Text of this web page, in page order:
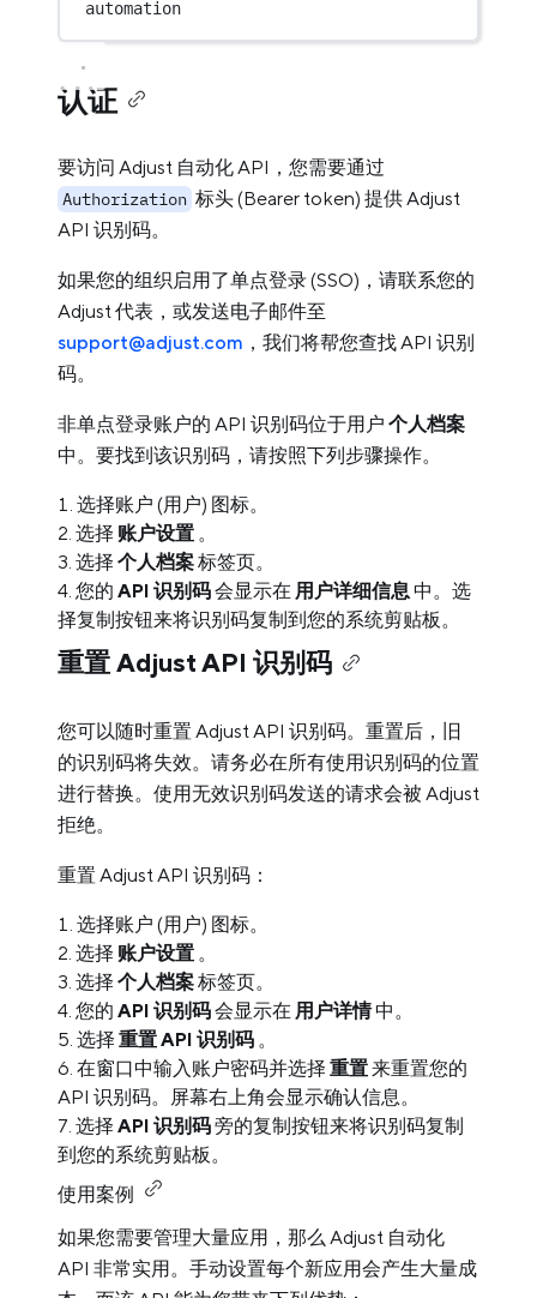
automation
认证
要访问 Adjust 自动化 API，您需要通过
Authorization 标头 (Bearer token) 提供 Adjust
API 识别码。
如果您的组织启用了单点登录 (SSO)，请联系您的
Adjust 代表，或发送电子邮件至
support@adjust.com ，我们将帮您查找 API 识别
码。
非单点登录账户的 API 识别码位于用户 个人档案
中。要找到该识别码，请按照下列步骤操作。
选择账户 (用户) 图标。
选择 账户设置 。
选择 个人档案标签页。
您的 API 识别码会显示在 用户详细信息中。选
择复制按钮来将识别码复制到您的系统剪贴板。
重置 Adjust API 识别码
您可以随时重置 Adjust API 识别码。重置后，旧
的识别码将失效。请务必在所有使用识别码的位置
进行替换。使用无效识别码发送的请求会被 Adjust
拒绝。
重置 Adjust API 识别码：
选择账户 (用户) 图标。
选择 账户设置 。
选择 个人档案标签页。
您的 API 识别码会显示在 用户详情中。
选择 重置 API 识别码 。
在窗口中输入账户密码并选择 重置来重置您的
API 识别码。屏幕右上角会显示确认信息。
选择 API 识别码旁的复制按钮来将识别码复制
到您的系统剪贴板。
使用案例
如果您需要管理大量应用，那么 Adjust 自动化
API 非常实用。手动设置每个新应用会产生大量成